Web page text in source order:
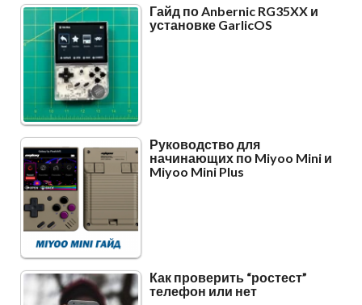
Гайд по Anbernic RG35XX и
установке GarlicOS
Руководство для
начинающих по Miyoo Mini и
Miyoo Mini Plus
Как проверить “ростест”
телефон или нет